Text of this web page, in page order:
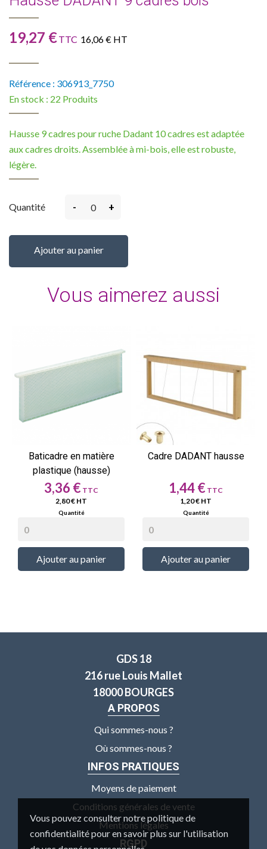
Vous pouvez consulter notre politique de
confidentialité pour en savoir plus sur l'utilisation
19,27 €TTC 16,06 € HT
Référence : 306913_7750
En stock : 22 Produits
Hausse 9 cadres pour ruche Dadant 10 cadres est adaptée
aux cadres droits. Assemblée à mi-bois, elle est robuste,
légère.
Quantité - +
Ajouter au panier
Vous aimerez aussi
Baticadre en matière
plastique (hausse)
Prix
3,36 €
2,80 € HT
Ajouter au panier
Cadre DADANT hausse
Prix
1,44 €
1,20 € HT
Ajouter au panier
GDS 18
216 rue Louis Mallet
18000 BOURGES
A PROPOS
Qui sommes-nous ?
Où sommes-nous ?
INFOS PRATIQUES
Moyens de paiement
Conditions générales de vente
Mentions légales
RGPD